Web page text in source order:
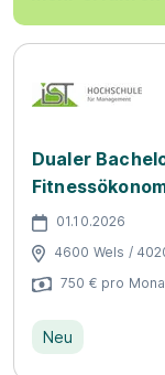
Dualer
01.10.2026
4600 Wels /
750 € pro
Neu